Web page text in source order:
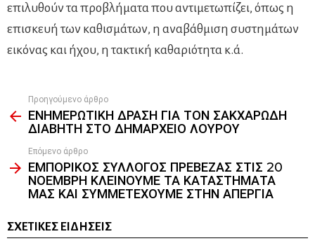
επιλυθούν τα προβλήματα που αντιμετωπίζει, όπως η
επισκευή των καθισμάτων, η αναβάθμιση συστημάτων
εικόνας και ήχου, η τακτική καθαριότητα κ.ά.
more
Προηγούμενο άρθρο
ΕΝΗΜΕΡΩΤΙΚΗ ΔΡΑΣΗ ΓΙΑ ΤΟΝ ΣΑΚΧΑΡΩΔΗ
ΔΙΑΒΗΤΗ ΣΤΟ ΔΗΜΑΡΧΕΙΟ ΛΟΥΡΟΥ
Επόμενο άρθρο
ΕΜΠΟΡΙΚΟΣ ΣΥΛΛΟΓΟΣ ΠΡΕΒΕΖΑΣ ΣΤΙΣ 20
ΝΟΕΜΒΡΗ ΚΛΕΙΝΟΥΜΕ ΤΑ ΚΑΤΑΣΤΗΜΑΤΑ
ΜΑΣ ΚΑΙ ΣΥΜΜΕΤΕΧΟΥΜΕ ΣΤΗΝ ΑΠΕΡΓΙΑ
ΣΧΕΤΙΚΈΣ ΕΙΔΉΣΕΙΣ